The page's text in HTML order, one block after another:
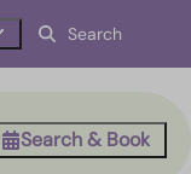
Search & Book